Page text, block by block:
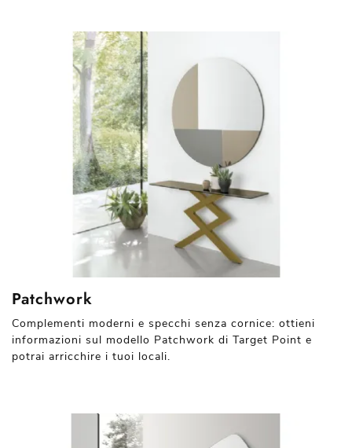
Patchwork
Complementi moderni e specchi senza cornice: ottieni
informazioni sul modello Patchwork di Target Point e
potrai arricchire i tuoi locali.